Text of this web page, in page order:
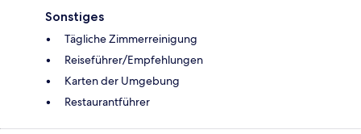
Sonstiges
Tägliche Zimmerreinigung
Reiseführer/Empfehlungen
Karten der Umgebung
Restaurantführer